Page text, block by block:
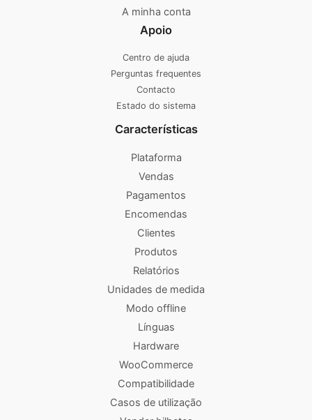
A minha conta
Apoio
Centro de ajuda
Perguntas frequentes
Contacto
Estado do sistema
Características
Plataforma
Vendas
Pagamentos
Encomendas
Clientes
Produtos
Relatórios
Unidades de medida
Modo offline
Línguas
Hardware
WooCommerce
Compatibilidade
Casos de utilização